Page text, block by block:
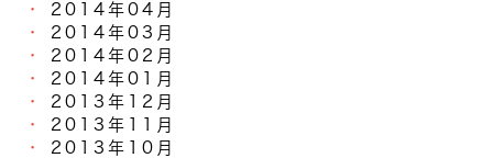
2014年04月
2014年03月
2014年02月
2014年01月
2013年12月
2013年11月
2013年10月